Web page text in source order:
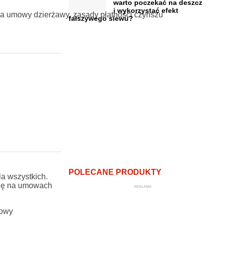
dzierżawy, zasady płatności czynszu
wszystkich.
na umowach
warto poczekać na deszcz
i wykorzystać efekt
fałszywego siewu?
POLECANE PRODUKTY
REKLAMA